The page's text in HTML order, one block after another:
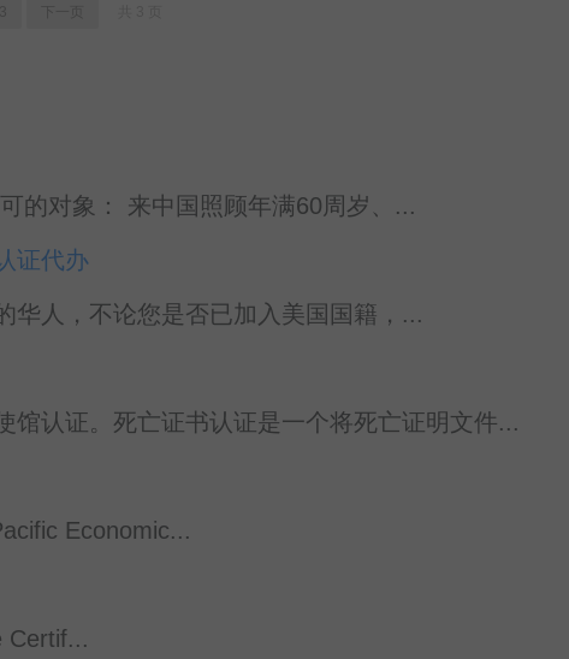
的对象： 来中国照顾年满60周岁、...
证代办
华人，不论您是否已加入美国国籍，...
馆认证。死亡证书认证是一个将死亡证明文件...
Economic...
Certif...